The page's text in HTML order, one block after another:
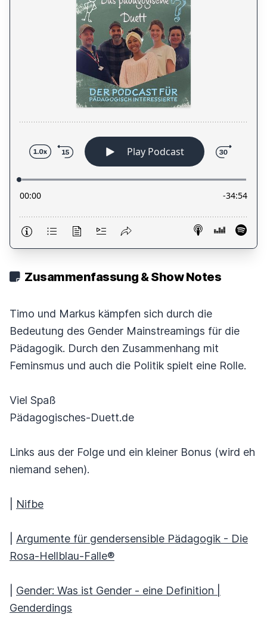
Zusammenfassung & Show Notes
Timo und Markus kämpfen sich durch die
Bedeutung des Gender Mainstreamings für die
Pädagogik. Durch den Zusammenhang mit
Feminsmus und auch die Politik spielt eine Rolle.
Viel Spaß
Pädagogisches-Duett.de
Links aus der Folge und ein kleiner Bonus (wird eh
niemand sehen).
Nifbe
Argumente für gendersensible Pädagogik - Die
Rosa-Hellblau-Falle®
Gender: Was ist Gender - eine Definition |
Genderdings